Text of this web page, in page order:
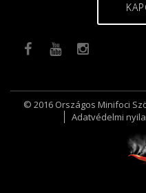
© 2016 Országos Minifoci
Adatvédelmi